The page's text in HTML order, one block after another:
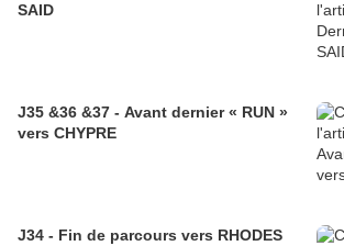
SAID
J35 &36 &37 - Avant dernier « RUN »
vers CHYPRE
J34 - Fin de parcours vers RHODES